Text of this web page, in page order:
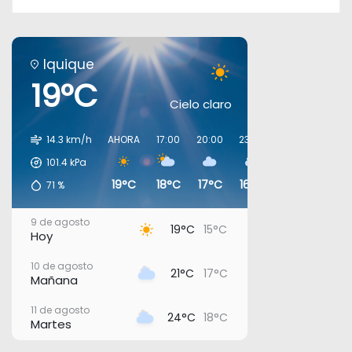
Iquique
19°C Cielo claro
14.3 km/h
101.4kPa
71 %
AHORA
19°C
17:00
18°C
20:00
17°C
23:00
16°C
9 de agosto
Hoy 19°C 15°C
10 de agosto
Mañana 21°C 17°C
11 de agosto
Martes 24°C 18°C